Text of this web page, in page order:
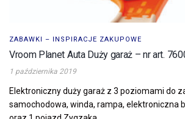
ZABAWKI – INSPIRACJE ZAKUPOWE
Vroom Planet Auta Duży garaż – nr art.
1 października 2019
Elektroniczny duży garaż z 3 poziomami do
samochodowa, winda, rampa, elektroniczna